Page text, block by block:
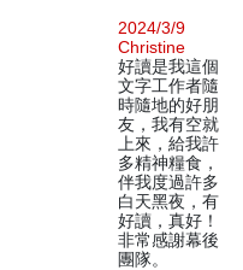
2024/3/9
Christine
好讀是我這個
文字工作者隨
時隨地的好朋
友，我有空就
上來，給我許
多精神糧食，
伴我度過許多
白天黑夜，有
好讀，真好！
非常感謝幕後
團隊。